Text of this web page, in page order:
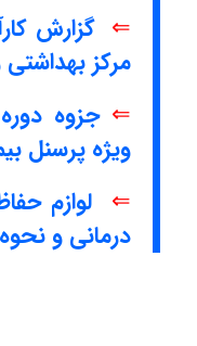
⇐ گزارش
مرکز
⇐جزوه
ویژه پرسنل
⇐ لوازم
درمانی و نحوه